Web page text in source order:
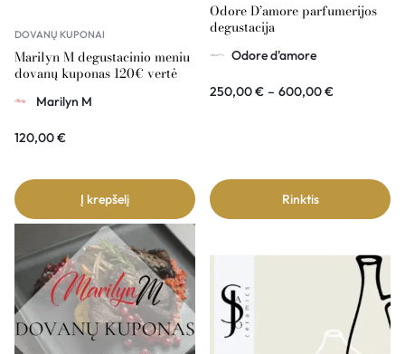
DOVANŲ KUPONAI
Marilyn M degustacinio meniu
dovanų kuponas 120€ vertė
Marilyn M
120,00€
Į krepšelį
Odore D’amore parfumerijos
degustacija
Odore d'amore
250,00€ – 600,00€
Rinktis